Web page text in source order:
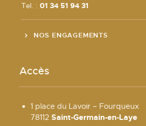
Tel. :01 34 51 94 31
NOS ENGAGEMENTS
Accès
1 place du Lavoir – Fourqueux
78112Saint-Germain-en-Laye